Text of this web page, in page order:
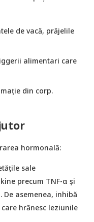
de vacă, prăjelile
alimentari care
din corp.
hormonală:
sale
precum TNF-α și
asemenea, inhibă
hrănesc leziunile